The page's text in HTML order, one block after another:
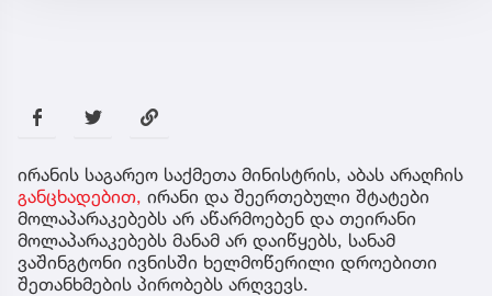
ირანის საგარეო საქმეთა მინისტრის, აბას არაღჩის
განცხადებით, ირანი და შეერთებული შტატები
მოლაპარაკებებს არ აწარმოებენ და თეირანი
მოლაპარაკებებს მანამ არ დაიწყებს, სანამ
ვაშინგტონი ივნისში ხელმოწერილი დროებითი
შეთანხმების პირობებს არღვევს.